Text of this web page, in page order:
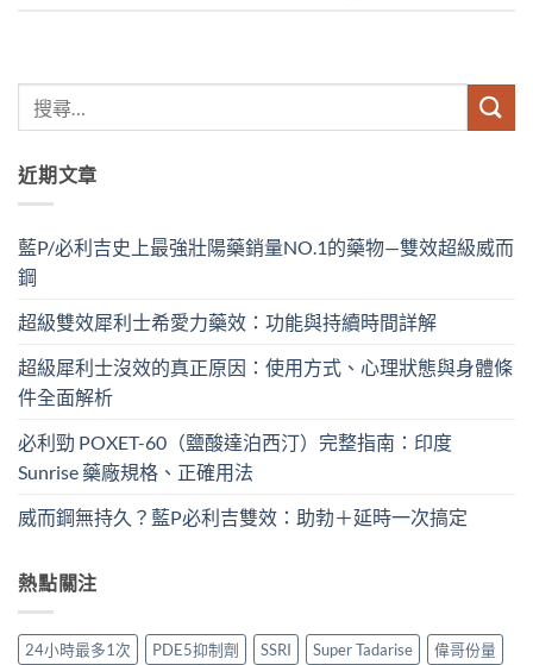
近期文章
藍P/必利吉史上最強壯陽藥銷量NO.1的藥物—雙效超級威而
鋼
超級雙效犀利士希愛力藥效：功能與持續時間詳解
超級犀利士沒效的真正原因：使用方式、心理狀態與身體條
件全面解析
必利勁 POXET-60（鹽酸達泊西汀）完整指南：印度
Sunrise 藥廠規格、正確用法
威而鋼無持久？藍P必利吉雙效：助勃＋延時一次搞定
熱點關注
24小時最多1次 PDE5抑制劑 SSRI Super Tadarise
偉哥份量